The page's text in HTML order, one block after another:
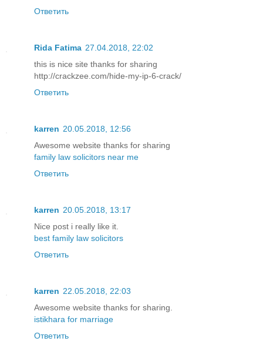
Ответить
Rida Fatima 27.04.2018, 22:02
this is nice site thanks for sharing
http://crackzee.com/hide-my-ip-6-crack/
Ответить
karren 20.05.2018, 12:56
Awesome website thanks for sharing
family law solicitors near me
Ответить
karren 20.05.2018, 13:17
Nice post i really like it.
best family law solicitors
Ответить
karren 22.05.2018, 22:03
Awesome website thanks for sharing.
istikhara for marriage
Ответить